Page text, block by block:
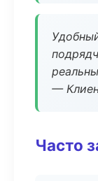
—
Часто